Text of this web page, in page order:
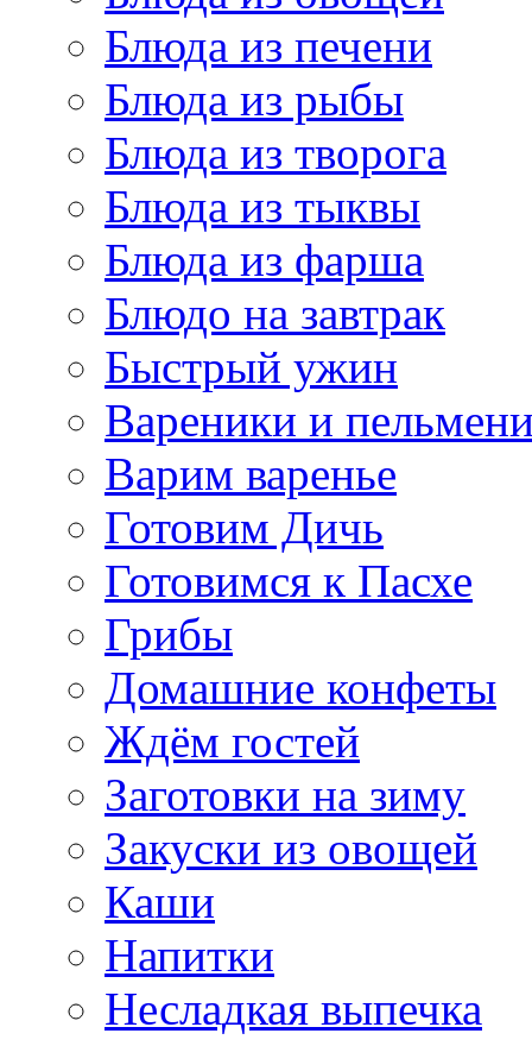
Блюда из печени
Блюда из рыбы
Блюда из творога
Блюда из тыквы
Блюда из фарша
Блюдо на завтрак
Быстрый ужин
Вареники и
Варим варенье
Готовим Дичь
Готовимся к Пасхе
Грибы
Домашние конфеты
Ждём гостей
Заготовки на зиму
Закуски из овощей
Каши
Напитки
Несладкая выпечка